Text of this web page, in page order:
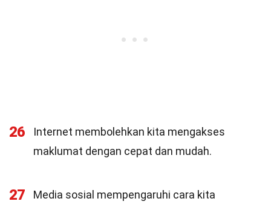
26
Internet membolehkan kita mengakses
maklumat dengan cepat dan mudah.
27
Media sosial mempengaruhi cara kita